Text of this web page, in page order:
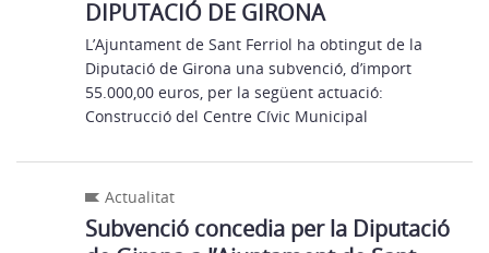
DIPUTACIÓ DE GIRONA
L’Ajuntament de Sant Ferriol ha obtingut de la
Diputació de Girona una subvenció, d’import
55.000,00 euros, per la següent actuació:
Construcció del Centre Cívic Municipal
Actualitat
Subvenció concedia per la Diputació